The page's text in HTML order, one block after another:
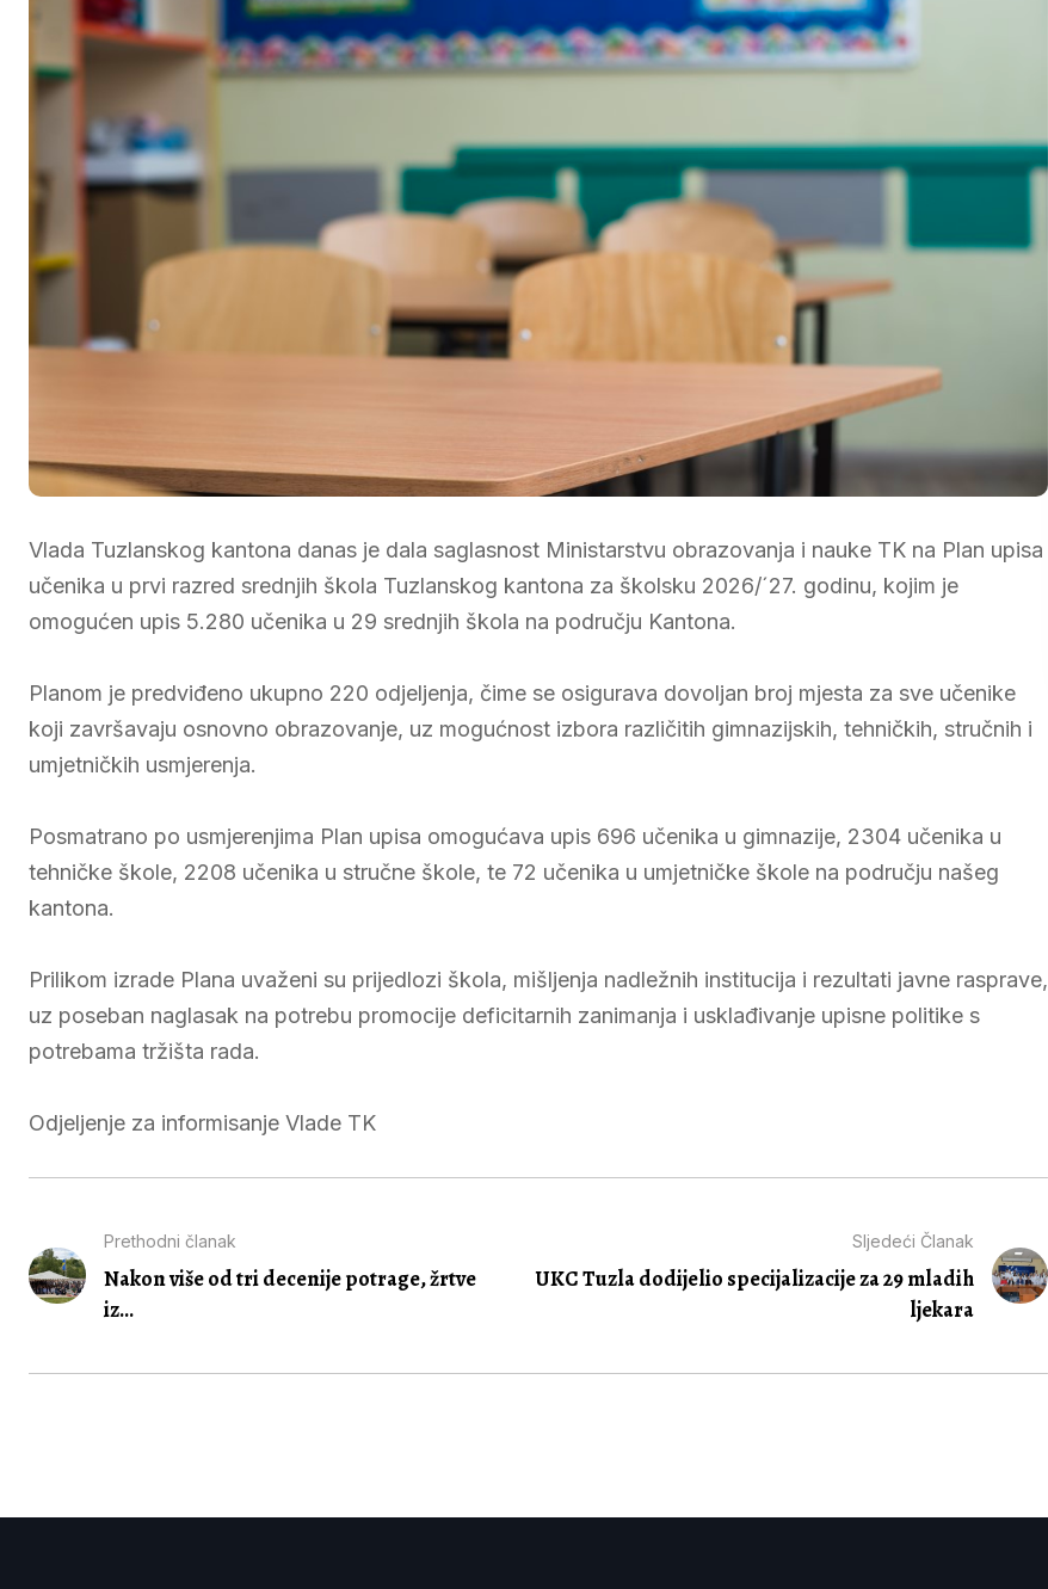
Vlada Tuzlanskog kantona danas je dala saglasnost Ministarstvu obrazovanja i nauke TK na Plan upisa
učenika u prvi razred srednjih škola Tuzlanskog kantona za školsku 2026/´27. godinu, kojim je
omogućen upis 5.280 učenika u 29 srednjih škola na području Kantona.
Planom je predviđeno ukupno 220 odjeljenja, čime se osigurava dovoljan broj mjesta za sve učenike
koji završavaju osnovno obrazovanje, uz mogućnost izbora različitih gimnazijskih, tehničkih, stručnih i
umjetničkih usmjerenja.
Posmatrano po usmjerenjima Plan upisa omogućava upis 696 učenika u gimnazije, 2304 učenika u
tehničke škole, 2208 učenika u stručne škole, te 72 učenika u umjetničke škole na području našeg
kantona.
Prilikom izrade Plana uvaženi su prijedlozi škola, mišljenja nadležnih institucija i rezultati javne rasprave,
uz poseban naglasak na potrebu promocije deficitarnih zanimanja i usklađivanje upisne politike s
potrebama tržišta rada.
Odjeljenje za informisanje Vlade TK
Prethodni članak
Nakon više od tri decenije potrage, žrtve
iz...
Sljedeći Članak
UKC Tuzla dodijelio specijalizacije za 29 mladih
ljekara